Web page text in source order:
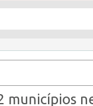
municípios